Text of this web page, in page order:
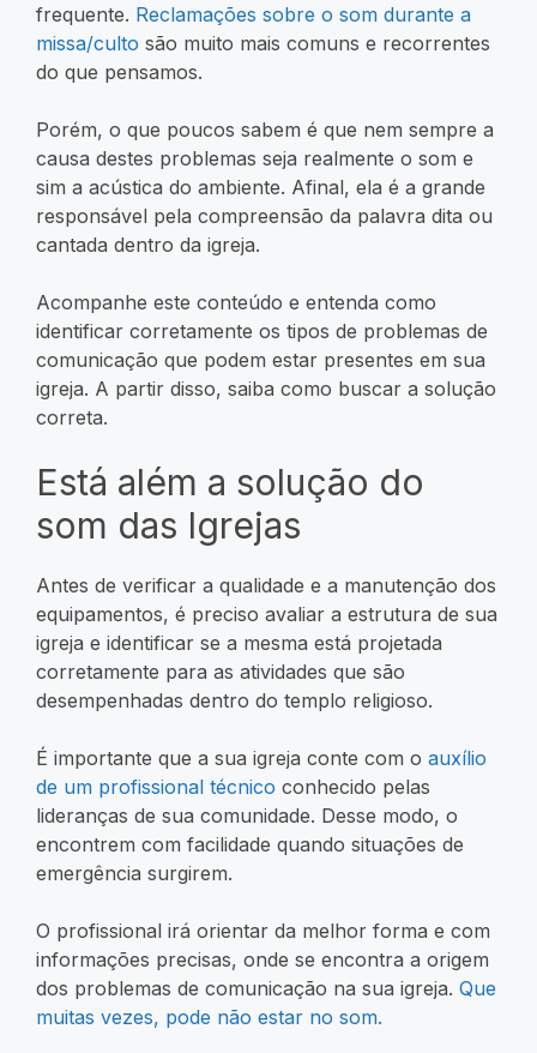
frequente. Reclamações sobre o som durante a
missa/culto são muito mais comuns e recorrentes
do que pensamos.
Porém, o que poucos sabem é que nem sempre a
causa destes problemas seja realmente o som e
sim a acústica do ambiente. Afinal, ela é a grande
responsável pela compreensão da palavra dita ou
cantada dentro da igreja.
Acompanhe este conteúdo e entenda como
identificar corretamente os tipos de problemas de
comunicação que podem estar presentes em sua
igreja. A partir disso, saiba como buscar a solução
correta.
Está além a solução do
som das Igrejas
Antes de verificar a qualidade e a manutenção dos
equipamentos, é preciso avaliar a estrutura de sua
igreja e identificar se a mesma está projetada
corretamente para as atividades que são
desempenhadas dentro do templo religioso.
É importante que a sua igreja conte com o auxílio
de um profissional técnico conhecido pelas
lideranças de sua comunidade. Desse modo, o
encontrem com facilidade quando situações de
emergência surgirem.
O profissional irá orientar da melhor forma e com
informações precisas, onde se encontra a origem
dos problemas de comunicação na sua igreja. Que
muitas vezes, pode não estar no som.